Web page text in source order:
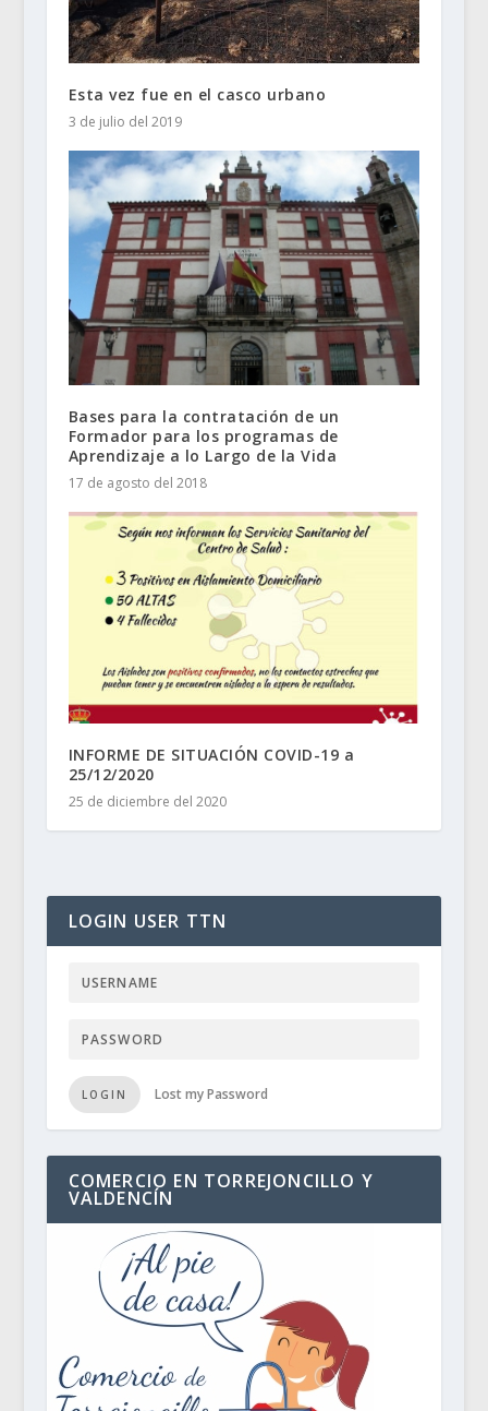
Esta vez fue en el casco urbano
3 de julio del 2019
Bases para la contratación de un
Formador para los programas de
Aprendizaje a lo Largo de la Vida
17 de agosto del 2018
INFORME DE SITUACIÓN COVID-19 a
25/12/2020
25 de diciembre del 2020
LOGIN USER TTN
LOGIN Lost my Password
COMERCIO EN TORREJONCILLO Y
VALDENCÍN